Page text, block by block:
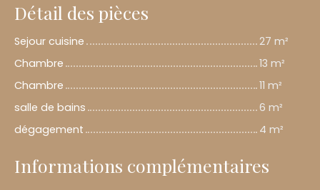
Détail des pièces
Sejour cuisine
27 m²
Chambre
13 m²
Chambre
11 m²
salle de bains
6 m²
dégagement
4 m²
Informations complémentaires